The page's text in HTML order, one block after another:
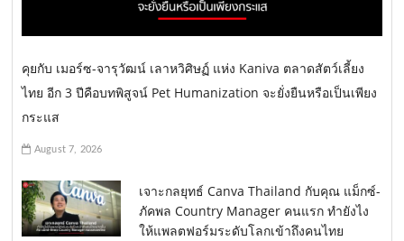
คุยกับ เมอร์ซ-จารุวัฒน์ เลาหวิศิษฏ์ แห่ง Kaniva ตลาดสัตว์เลี้ยง
ไทย อีก 3 ปีคือบทพิสูจน์ Pet Humanization จะยั่งยืนหรือเป็นเพียง
กระแส
August 7, 2026
เจาะกลยุทธ์ Canva Thailand กับคุณ แม็กซ์-
ภัคพล Country Manager คนแรก ทำยังไง
ให้แพลตฟอร์มระดับโลกเข้าถึงคนไทย